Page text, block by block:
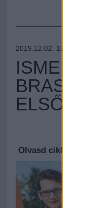
2019.12.02. 15:00 –
ISMERD
BRASS
ELSŐ
Olvasd cikkeinket